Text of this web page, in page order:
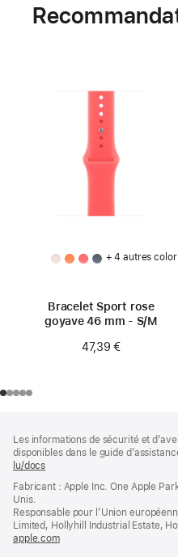
+ 4 autres
Bracelet Sport rose
goyave 46 mm - S/M
47,39 €
de
page
de
bas
page
Les informations de sécurité et
disponibles dans le guide
lu/docs
une
fenêtre)
Fabricant : Apple Inc. One Apple
Unis.
Responsable pour l’Union
Limited, Hollyhill Industrial Estate,
apple.com(s’ouvre